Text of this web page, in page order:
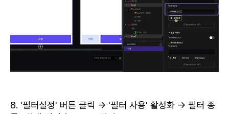
8. '필터설정' 버튼 클릭 → '필터 사용' 활성화 → 필터 종